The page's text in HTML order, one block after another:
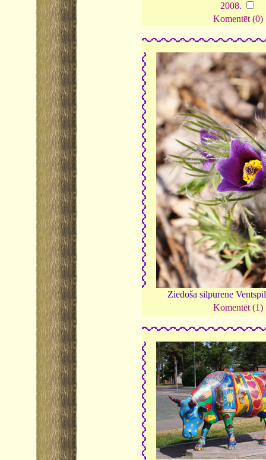
2008.
Komentēt (0)
Ziedoša silpurene
Komentēt (1)